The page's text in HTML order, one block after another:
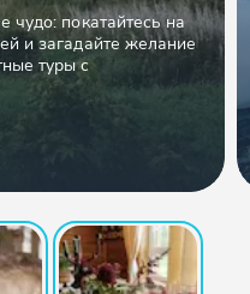
чудо: покатайтесь на
и загадайте желание
туры с